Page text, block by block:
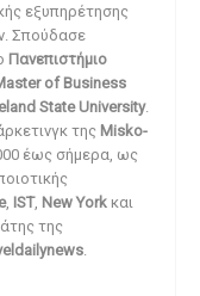
εξυπηρέτησης
Σπούδασε
Πανεπιστήμιο
of Business
State University.
της Misko-
έως σήμερα, ως
, IST, New York και
της